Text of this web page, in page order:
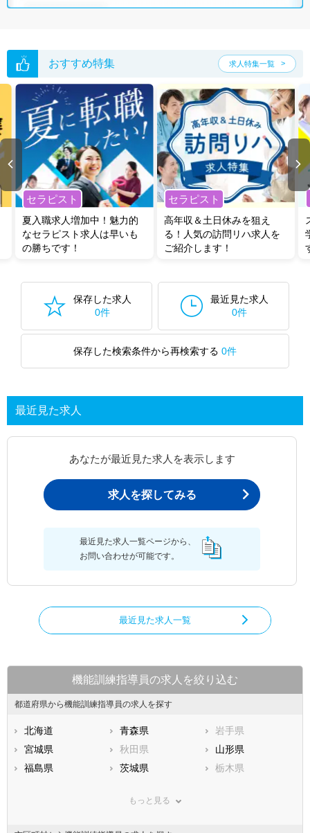
ご希望条件がまだ定まっていない方は人気の希望条件をピックアップし
い。
おすすめ特集 求人特集一覧
セラピスト
夏入職求人増加中！魅力的
なセラピスト求人は早いも
の勝ちです！
セラピスト
高年収＆土日休みを狙え
る！人気の訪問リハ求人を
ご紹介します！
保存した求人
0件
最近見た求人
0件
保存した検索条件から再検索する 0件
最近見た求人
あなたが最近見た求人を表示します
求人を探してみる
最近見た求人一覧ページから、
お問い合わせが可能です。
最近見た求人一覧
機能訓練指導員の求人を絞り込む
都道府県から機能訓練指導員の求人を探す
北海道 青森県
岩手県
宮城県
秋田県
山形県
福島県
茨城県
栃木県
神奈川県
もっと見る